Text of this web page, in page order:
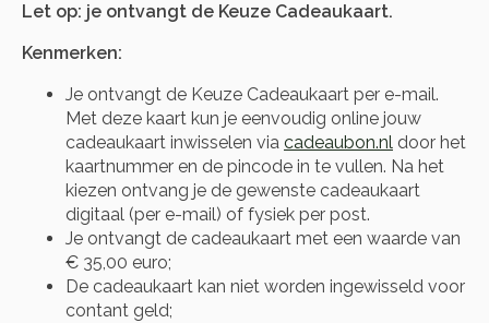
Let op: je ontvangt de Keuze Cadeaukaart.
Kenmerken:
Je ontvangt de Keuze Cadeaukaart per e-mail.
Met deze kaart kun je eenvoudig online jouw
cadeaukaart inwisselen via cadeaubon.nl door het
kaartnummer en de pincode in te vullen. Na het
kiezen ontvang je de gewenste cadeaukaart
digitaal (per e-mail) of fysiek per post.
Je ontvangt de cadeaukaart met een waarde van
€ 35,00 euro;
De cadeaukaart kan niet worden ingewisseld voor
contant geld;